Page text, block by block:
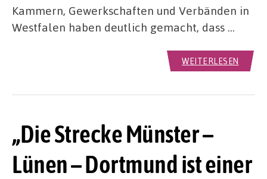
Kammern, Gewerkschaften und Verbänden in
Westfalen haben deutlich gemacht, dass …
WEITERLESEN
„Die Strecke Münster –
Lünen – Dortmund ist einer